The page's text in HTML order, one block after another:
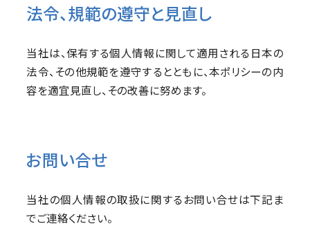
法令、規範の遵守と見直し
当社は、保有する個人情報に関して適用される日本の
法令、その他規範を遵守するとともに、本ポリシーの内
容を適宜見直し、その改善に努めます。
お問い合せ
当社の個人情報の取扱に関するお問い合せは下記ま
でご連絡ください。